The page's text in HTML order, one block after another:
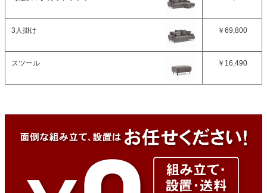
3人掛け ￥69,800
スツール ￥16,490